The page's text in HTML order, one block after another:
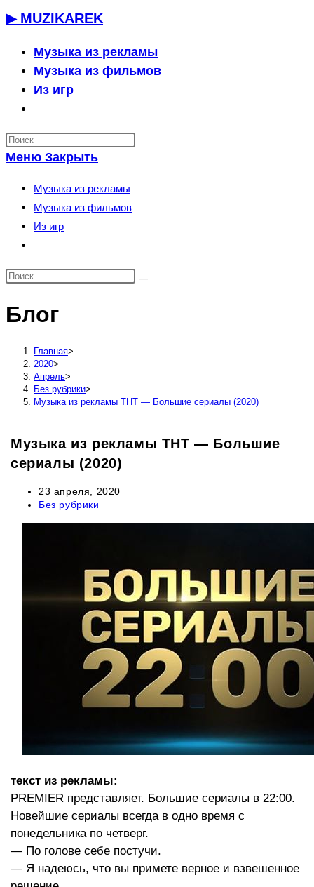
Перейти
содержимому
▶ MUZIKAREK
Музыка из рекламы
Музыка из фильмов
Из игр
по
веб-
сайту
Меню Закрыть
Музыка из рекламы
Музыка из фильмов
Из игр
по
сайту
Блог
Главная>
2020>
Апрель>
Без рубрики>
Музыка из рекламы ТНТ — Большие сериалы (2020)
Музыка из рекламы ТНТ — Большие
сериалы (2020)
Запись
опубликована:
23 апреля, 2020
Рубрика
Без рубрики
текст из рекламы:
PREMIER представляет. Большие сериалы в 22:00.
Новейшие сериалы всегда в одно время с
понедельника по четверг.
— По голове себе постучи.
— Я надеюсь, что вы примете верное и взвешенное